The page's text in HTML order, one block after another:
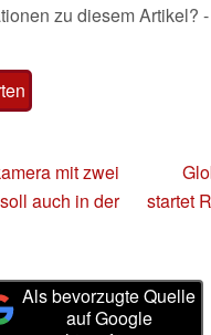
zu diesem Artikel?
mit zwei
auch in der
startet
Als bevorzugte Quelle
auf Google